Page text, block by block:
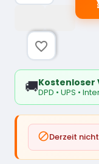
favorite_border
🚚Kostenloser
DPD • UPS •
Derzeit